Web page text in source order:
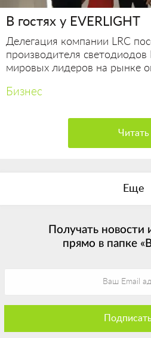
В гостях у EVERLIGHT
Делегация компании LRC
производителя светодиодов
мировых лидеров на рынке
Бизнес
Читать
Еще
Получать новости
прямо в папке